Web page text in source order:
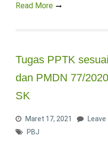
Read More
Tugas PPTK
dan PMDN 77/
SK
Maret 17, 2021
PBJ